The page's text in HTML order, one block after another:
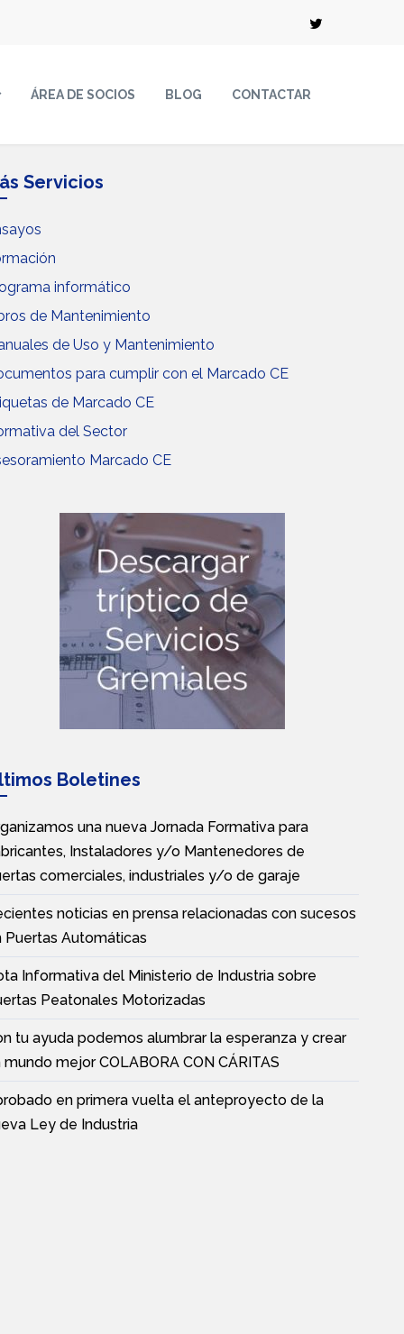
ÁREA DE SOCIOS BLOG CONTACTAR
Servicios
informático
de Mantenimiento
de Uso y Mantenimiento
para cumplir con el Marcado CE
de Marcado CE
del Sector
Marcado CE
Boletines
una nueva Jornada Formativa para
Instaladores y/o Mantenedores de
comerciales, industriales y/o de garaje
noticias en prensa relacionadas con sucesos
Puertas Automáticas
Informativa del Ministerio de Industria sobre
Peatonales Motorizadas
tu ayuda podemos alumbrar la esperanza y crear
mundo mejor COLABORA CON CÁRITAS
en primera vuelta el anteproyecto de la
Ley de Industria